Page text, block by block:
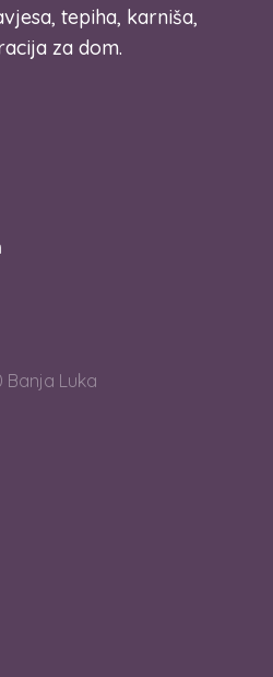
tepiha, karniša,
za dom.
Banja Luka